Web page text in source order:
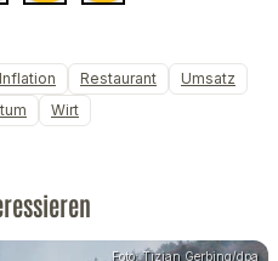
Inflation Restaurant
Umsatz
Wirt
Foto: Tizian Gerbing/dpa